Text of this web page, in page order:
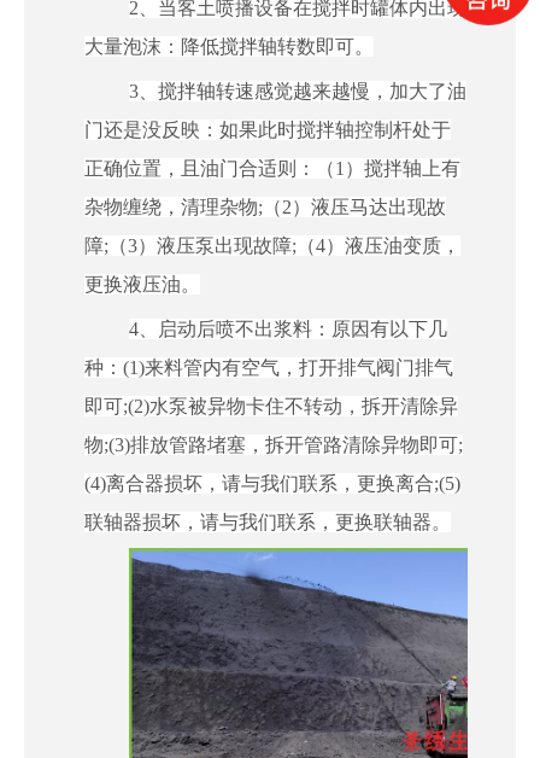
2、 当客土喷播设备在搅拌时罐体内出现
大量泡沫：降低搅拌轴转数即可。
3、 搅拌轴转速感觉越来越慢，加大了油
门还是没反映：如果此时搅拌轴控制杆处于
正确位置，且油门合适则：
（1）搅拌轴上有
杂物缠绕，清理杂物;（2）液压马达出现故
障;（3）液压泵出现故障;（4）液压油变质，
更换液压油。
4、
启动后喷不出浆料：原因有以下几
种： (1)来料管内有空气，打开排气阀门排气
即可;(2)水泵被异物卡住不转动，拆开清除异
物;(3)排放管路堵塞，拆开管路清除异物即可;
(4)离合器损坏，请与我们联系，更换离合;(5)
联轴器损坏，请与我们联系，更换联轴器。